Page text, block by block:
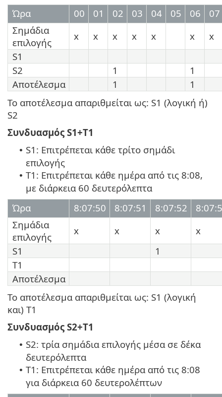
Ώρα
00 01 02 03 04 05 06
07
Σημάδια
επιλογής
x x x x x x
x
S1
S2
1
1
Αποτέλεσμα
1
1
Το αποτέλεσμα απαριθμείται ως: S1 (λογική ή)
S2
Συνδυασμός S1+T1
• S1: Επιτρέπεται κάθε τρίτο σημάδι
επιλογής
• T1: Επιτρέπεται κάθε ημέρα από τις 8:08,
με διάρκεια 60 δευτερόλεπτα
Ώρα
8:07:50 8:07:51 8:07:52
Σημάδια
επιλογής
x x x
x
S1
1
T1
Αποτέλεσμα
Το αποτέλεσμα απαριθμείται ως: S1 (λογική
και) T1
Συνδυασμός S2+T1
• S2: τρία σημάδια επιλογής μέσα σε δέκα
δευτερόλεπτα
• T1: Επιτρέπεται κάθε ημέρα από τις 8:08
για διάρκεια 60 δευτερολέπτων